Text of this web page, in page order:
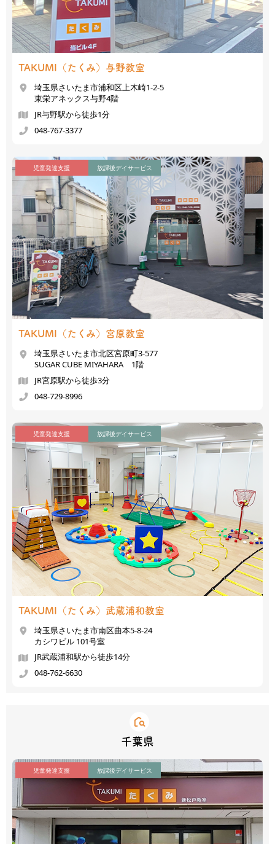
TAKUMI（たくみ） 与野教室
埼玉県さいたま市浦和区上木崎1-2-5
東栄アネックス与野4階
JR与野駅から徒歩1分
048-767-3377
TAKUMI（たくみ） 宮原教室
児童発達支援 放課後デイサービス
埼玉県さいたま市北区宮原町3-577
SUGAR CUBE MIYAHARA 1階
JR宮原駅から徒歩3分
048-729-8996
TAKUMI（たくみ） 武蔵浦和教室
児童発達支援 放課後デイサービス
埼玉県さいたま市南区曲本5-8-24
カシワビル 101号室
JR武蔵浦和駅から徒歩14分
048-762-6630
千葉県
児童発達支援 放課後デイサービス